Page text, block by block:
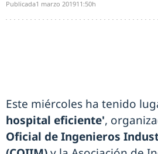
Publicada1 marzo 201911:50h
Este miércoles ha tenido
hospital eficiente',
Oficial de Ingenieros